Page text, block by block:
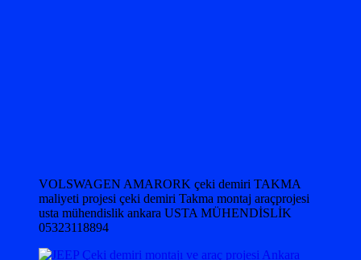
VOLSWAGEN AMARORK çeki demiri TAKMA
maliyeti projesi çeki demiri Takma montaj araçprojesi
usta mühendislik ankara USTA MÜHENDİSLİK
05323118894